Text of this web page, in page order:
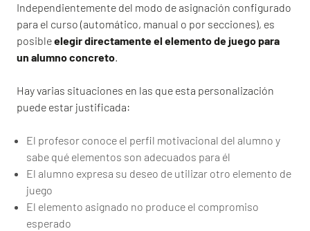
Independientemente del modo de asignación configurado
para el curso (automático, manual o por secciones), es
posibleelegir directamente el elemento de juego para
un alumno concreto.
Hay varias situaciones en las que esta personalización
puede estar justificada:
El profesor conoce el perfil motivacional del alumno y
sabe qué elementos son adecuados para él
El alumno expresa su deseo de utilizar otro elemento de
juego
El elemento asignado no produce el compromiso
esperado